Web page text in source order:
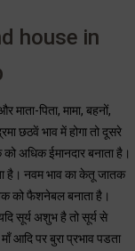
house in
पिता, मामा, बहनों,
छठवें भाव में होगा तो दूसरे
अधिक ईमानदार बनाता है।
है। नवम भाव का केतू जातक
को फैशनेबल बनाता है।
सूर्य अशुभ है तो सूर्य से
आदि पर बुरा प्रभाव पडता